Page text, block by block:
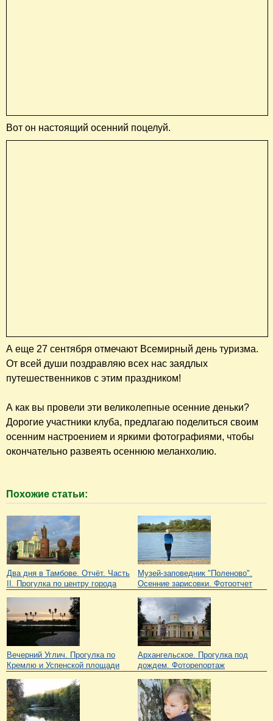
Вот он настоящий осенний поцелуй.
А еще 27 сентября отмечают Всемирный день туризма.
От всей души поздравляю всех нас заядлых
путешественников с этим праздником!
А как вы провели эти великолепные осенние деньки?
Дорогие участники клуба, предлагаю поделиться своим
осенним настроением и яркими фотографиями, чтобы
окончательно развеять осеннюю меланхолию.
Похожие статьи:
Два дня в Тамбове. Отчёт. Часть
II. Прогулка по центру города
Музей-заповедник "Поленово".
Осенние зарисовки. Фотоотчет
Вечерний Углич. Прогулка по
Кремлю и Успенской площади
Архангельское. Прогулка под
дождем. Фоторепортаж